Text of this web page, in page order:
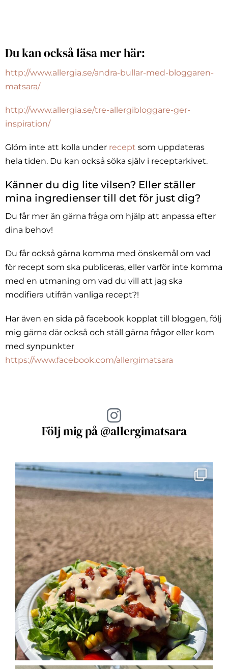
Du kan också läsa mer här:
http://www.allergia.se/andra-bullar-med-bloggaren-
matsara/
http://www.allergia.se/tre-allergibloggare-ger-
inspiration/
Glöm inte att kolla under recept som uppdateras
hela tiden. Du kan också söka själv i receptarkivet.
Känner du dig lite vilsen? Eller ställer
mina ingredienser till det för just dig?
Du får mer än gärna fråga om hjälp att anpassa efter
dina behov!
Du får också gärna komma med önskemål om vad
för recept som ska publiceras, eller varför inte komma
med en utmaning om vad du vill att jag ska
modifiera utifrån vanliga recept?!
Har även en sida på facebook kopplat till bloggen, följ
mig gärna där också och ställ gärna frågor eller kom
med synpunkter
https://www.facebook.com/allergimatsara
Följ mig på @allergimatsara